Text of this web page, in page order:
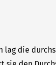
lag die